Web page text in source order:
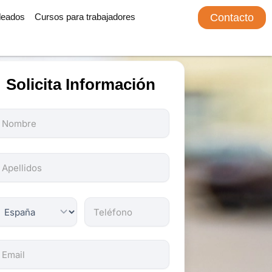
Cursos para trabajadores Contacto
Solicita Información